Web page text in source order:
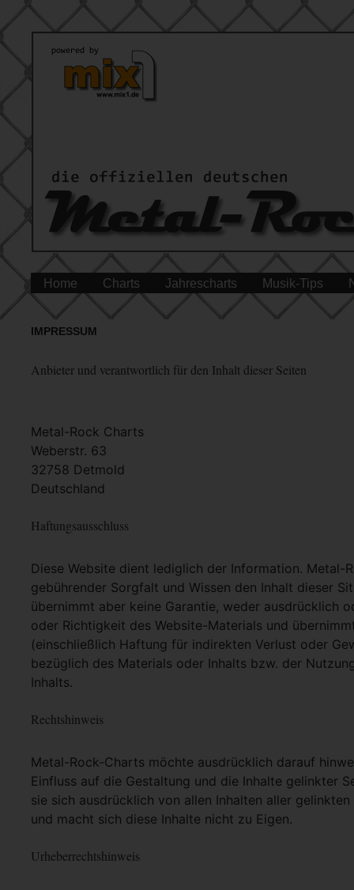
Home Charts Jahrescharts Musik-Tips
IMPRESSUM
Anbieter und verantwortlich für den Inhalt dieser Seiten
Metal-Rock Charts
Weberstr. 63
32758 Detmold
Deutschland
Haftungsausschluss
Diese Website dient lediglich der Information. Metal-
gebührender Sorgfalt und Wissen den Inhalt dieser
übernimmt aber keine Garantie, weder ausdrücklich
oder Richtigkeit des Website-Materials und
(einschließlich Haftung für indirekten Verlust oder
bezüglich des Materials oder Inhalts bzw. der
Inhalts.
Rechtshinweis
Metal-Rock-Charts möchte ausdrücklich darauf
Einfluss auf die Gestaltung und die Inhalte gelinkter
sie sich ausdrücklich von allen Inhalten aller
und macht sich diese Inhalte nicht zu Eigen.
Urheberrechtshinweis